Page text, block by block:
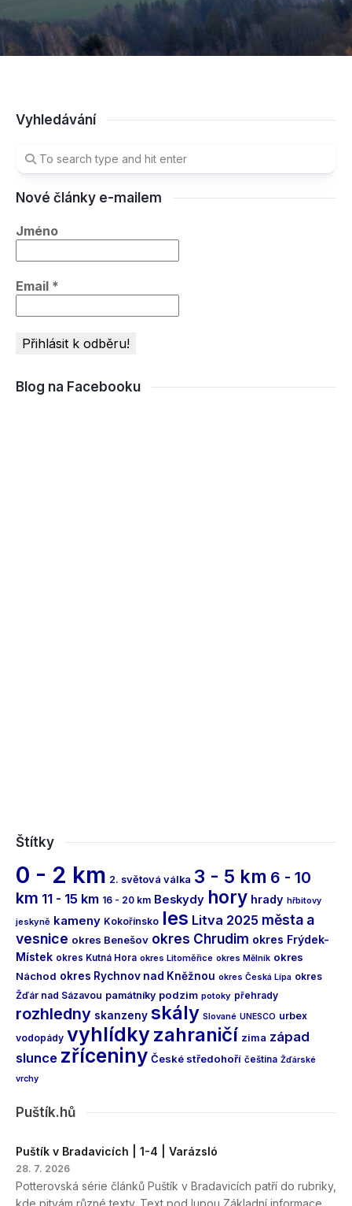
Vyhledávání
Nové články e-mailem
Jméno
Email *
Blog na Facebooku
Štítky
0 - 2 km 2. světová válka 3 - 5 km 6 - 10
km 11 - 15 km 16 - 20 km Beskydy hory hrady hřbitovy
jeskyně kameny Kokořínsko les Litva 2025 města a
vesnice okres Benešov okres Chrudim okres Frýdek-
Místek okres Kutná Hora okres Litoměřice okres Mělník okres
Náchod okres Rychnov nad Kněžnou okres Česká Lípa okres
Žďár nad Sázavou památníky podzim potoky přehrady
rozhledny skanzeny skály Slované UNESCO urbex
vodopády vyhlídkyzahraničí zima západ
slunce zříceniny České středohoří čeština Žďárské
vrchy
Puštík.hů
Puštík v Bradavicích | 1-4 | Varázsló
28. 7. 2026
Potterovská série článků Puštík v Bradavicích patří do rubriky,
kde pitvám různé texty. Text pod lupou Základní informace